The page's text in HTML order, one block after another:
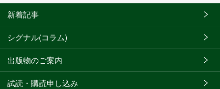
新着記事
シグナル(コラム)
出版物のご案内
試読・購読申し込み